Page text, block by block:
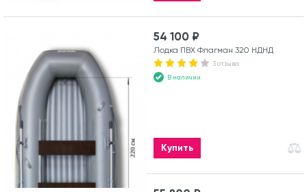
54 100 ₽
Лодка ПВХ Флагман 320 НДНД
3 отзыва
В наличии
Купить